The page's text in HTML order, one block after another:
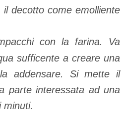
decotto come emolliente
con la farina. Va
sufficente a creare una
addensare. Si mette il
parte interessata ad una
minuti.